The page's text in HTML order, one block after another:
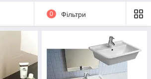
умивальники є надійними і
0 Фільтри